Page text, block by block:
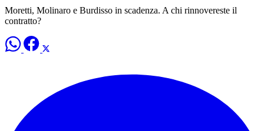
Moretti, Molinaro e Burdisso in scadenza. A chi rinnovereste il
contratto?